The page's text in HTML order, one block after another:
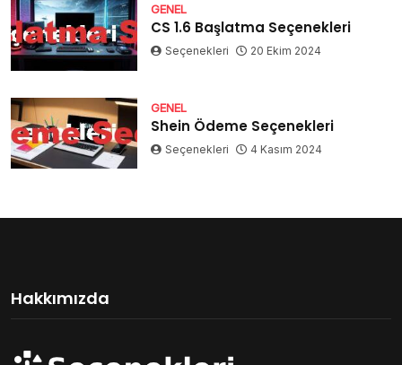
GENEL
CS 1.6 Başlatma Seçenekleri
Seçenekleri 20 Ekim 2024
GENEL
Shein Ödeme Seçenekleri
Seçenekleri 4 Kasım 2024
Hakkımızda